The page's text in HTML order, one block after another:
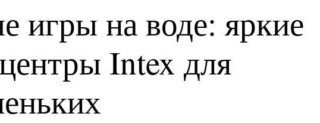
игры на воде: яркие
Intex для